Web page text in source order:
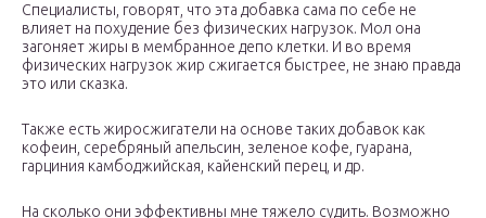
Специалисты, говорят, что эта добавка сама по себе не
влияет на похудение без физических нагрузок. Мол она
загоняет жиры в мембранное депо клетки. И во время
физических нагрузок жир сжигается быстрее, не знаю правда
это или сказка.
Также есть жиросжигатели на основе таких добавок как
кофеин, серебряный апельсин, зеленое кофе, гуарана,
гарциния камбоджийская, кайенский перец, и др.
На сколько они эффективны мне тяжело судить. Возможно